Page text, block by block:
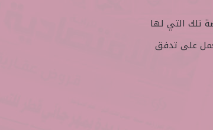
تلك التي لها
على تدفق